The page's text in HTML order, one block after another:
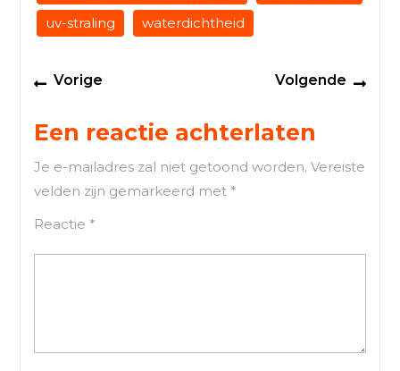
uv-straling
waterdichtheid
Berichtnavigatie
Vorige Volgende
Een reactie achterlaten
Je e-mailadres zal niet getoond worden. Vereiste
velden zijn gemarkeerd met *
Reactie *